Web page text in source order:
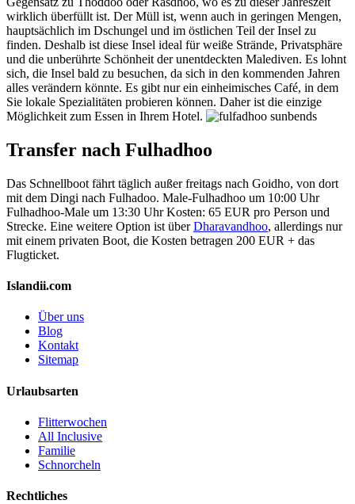
wirklich überfüllt ist. Der Müll ist, wenn auch in geringen Mengen,
hauptsächlich im Dschungel und im östlichen Teil der Insel zu
finden. Deshalb ist diese Insel ideal für weiße Strände, Privatsphäre
und die unberührte Schönheit der unentdeckten Malediven. Es lohnt
sich, die Insel bald zu besuchen, da sich in den kommenden Jahren
alles verändern könnte. Es gibt nur ein einheimisches Café, in dem
Sie lokale Spezialitäten probieren können. Daher ist die einzige
Möglichkeit zum Essen in Ihrem Hotel.
Transfer nach Fulhadhoo
Das Schnellboot fährt täglich außer freitags nach Goidho, von dort
mit dem Dingi nach Fulhadoo. Male-Fulhadhoo um 10:00 Uhr
Fulhadhoo-Male um 13:30 Uhr Kosten: 65 EUR pro Person und
Strecke. Eine weitere Option ist überDharavandhoo, allerdings nur
mit einem privaten Boot, die Kosten betragen 200 EUR + das
Flugticket.
Islandii.com
Über uns
Blog
Kontakt
Sitemap
Urlaubsarten
Flitterwochen
All Inclusive
Familie
Schnorcheln
Rechtliches